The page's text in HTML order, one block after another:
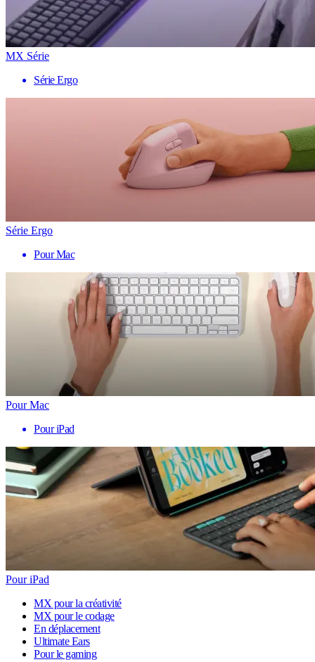
MX Série
Série Ergo
Série Ergo
Pour Mac
Pour Mac
Pour iPad
Pour iPad
MX pour la créativité
MX pour le codage
En déplacement
Ultimate Ears
Pour le gaming